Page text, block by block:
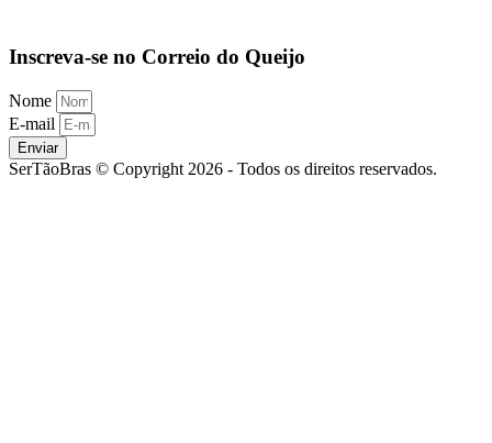
Inscreva-se no Correio do Queijo
Nome
E-mail
Enviar
SerTãoBras © Copyright 2026 - Todos os direitos reservados.